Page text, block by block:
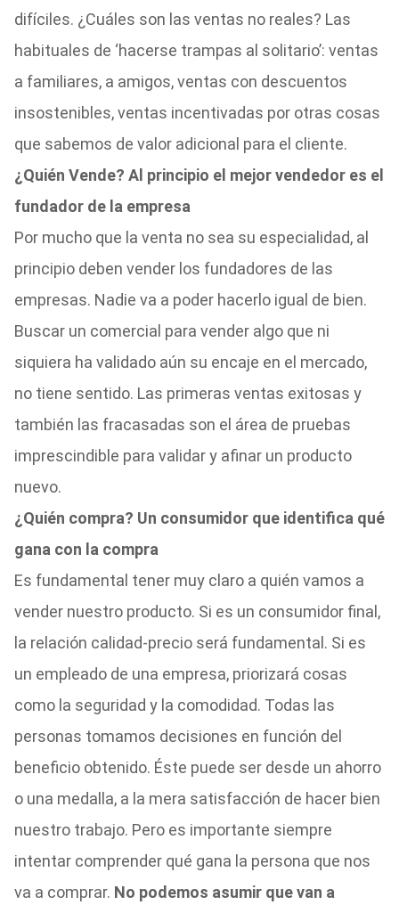
difíciles. ¿Cuáles son las ventas no reales? Las
habituales de ‘hacerse trampas al solitario’: ventas
a familiares, a amigos, ventas con descuentos
insostenibles, ventas incentivadas por otras cosas
que sabemos de valor adicional para el cliente.
¿Quién Vende? Al principio el mejor vendedor es el
fundador de la empresa
Por mucho que la venta no sea su especialidad, al
principio deben vender los fundadores de las
empresas. Nadie va a poder hacerlo igual de bien.
Buscar un comercial para vender algo que ni
siquiera ha validado aún su encaje en el mercado,
no tiene sentido. Las primeras ventas exitosas y
también las fracasadas son el área de pruebas
imprescindible para validar y afinar un producto
nuevo.
¿Quién compra? Un consumidor que identifica qué
gana con la compra
Es fundamental tener muy claro a quién vamos a
vender nuestro producto. Si es un consumidor final,
la relación calidad-precio será fundamental. Si es
un empleado de una empresa, priorizará cosas
como la seguridad y la comodidad. Todas las
personas tomamos decisiones en función del
beneficio obtenido. Éste puede ser desde un ahorro
o una medalla, a la mera satisfacción de hacer bien
nuestro trabajo. Pero es importante siempre
intentar comprender qué gana la persona que nos
va a comprar. No podemos asumir que van a